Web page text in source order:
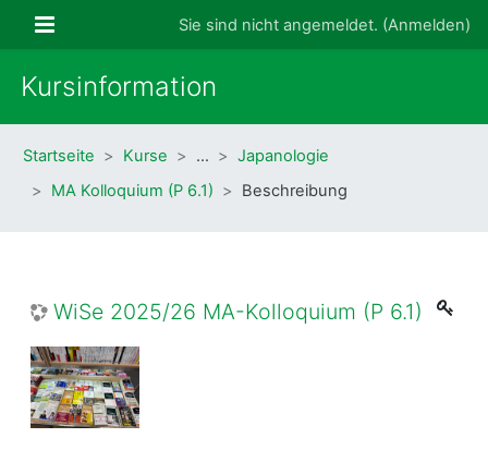
Website-ÜbersichtSie sind nicht angemeldet. (Anmelden)
Kursinformation
Startseite Kurse …
Japanologie
MA Kolloquium (P 6.1)
Beschreibung
WiSe 2025/26 MA-Kolloquium (P 6.1)